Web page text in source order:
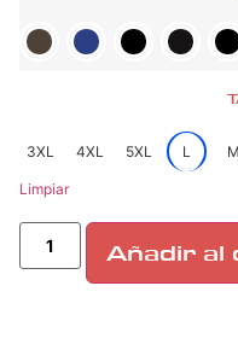
3XL 4XL 5XL L M
Limpiar
Añadir al